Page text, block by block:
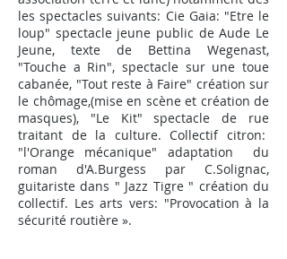
les spectacles suivants: Cie Gaia: "Etre le
loup" spectacle jeune public de Aude Le
Jeune, texte de Bettina Wegenast,
"Touche a Rin", spectacle sur une toue
cabanée, "Tout reste à Faire" création sur
le chômage,(mise en scène et création de
masques), "Le Kit" spectacle de rue
traitant de la culture. Collectif citron:
"l'Orange mécanique" adaptation du
roman d'A.Burgess par C.Solignac,
guitariste dans " Jazz Tigre " création du
collectif. Les arts vers: "Provocation à la
sécurité routière ».